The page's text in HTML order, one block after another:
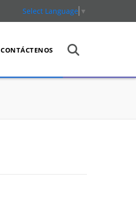
Select Language ▼
CONTÁCTENOS